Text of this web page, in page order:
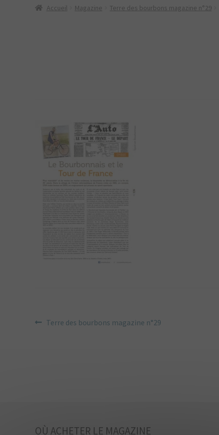
Accueil Magazine Terre des bourbons magazine n°29
NAVIGATION
Article
Terre des bourbons magazine n°29
OÙ ACHETER LE MAGAZINE